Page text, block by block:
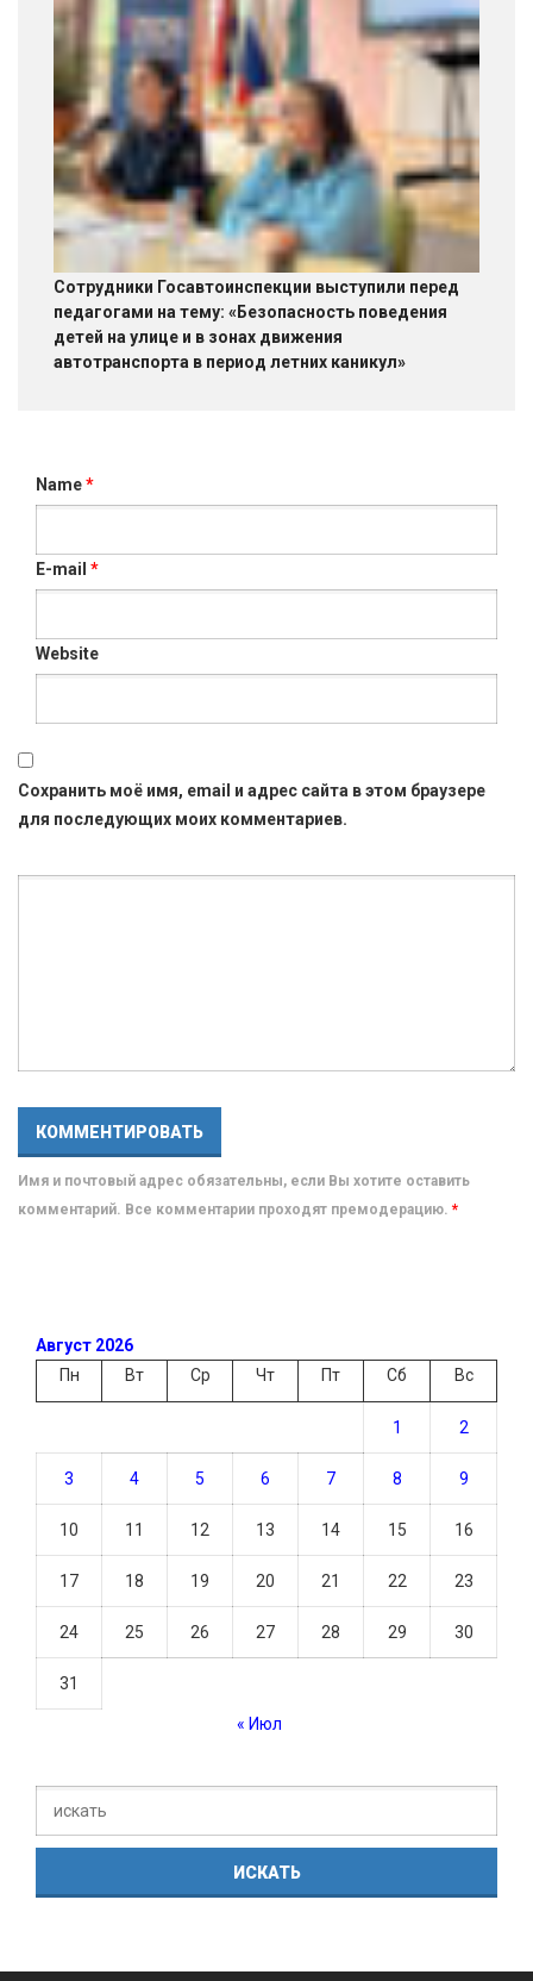
Сотрудники Госавтоинспекции выступили перед
педагогами на тему: «Безопасность поведения
детей на улице и в зонах движения
автотранспорта в период летних каникул»
Name*
E-mail *
Website
Сохранить моё имя, email и адрес сайта в этом браузере
для последующих моих комментариев.
Имя и почтовый адрес обязательны, если Вы хотите оставить
комментарий. Все комментарии проходят премодерацию. *
Август 2026
Пн
Вт Ср Чт Пт Сб Вс
1 2
3 4 5 6 7 8 9
10 11 12 13 14 15 16
17 18 19 20 21 22 23
24 25 26 27 28 29 30
31
« Июл